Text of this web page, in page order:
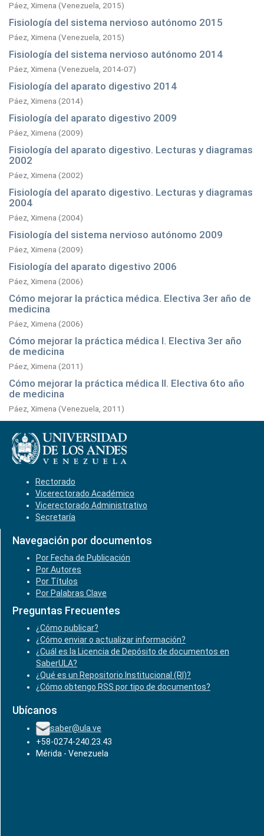
Páez, Ximena (Venezuela, 2015)
Fisiología del sistema nervioso autónomo 2015
Páez, Ximena (Venezuela, 2015)
Fisiología del sistema nervioso autónomo 2014
Páez, Ximena (Venezuela, 2014-07)
Fisiología del aparato digestivo 2014
Páez, Ximena (2014)
Fisiología del aparato digestivo 2009
Páez, Ximena (2009)
Fisiología del aparato digestivo. Lecturas y diagramas
2002
Páez, Ximena (2002)
Fisiología del aparato digestivo. Lecturas y diagramas
2004
Páez, Ximena (2004)
Fisiología del sistema nervioso autónomo 2009
Páez, Ximena (2009)
Fisiología del aparato digestivo 2006
Páez, Ximena (2006)
Cómo mejorar la práctica médica. Electiva 3er año de
medicina
Páez, Ximena (2006)
Cómo mejorar la práctica médica I. Electiva 3er año
de medicina
Páez, Ximena (2011)
Cómo mejorar la práctica médica II. Electiva 6to año
de medicina
Páez, Ximena (Venezuela, 2011)
Rectorado
Vicerectorado Académico
Vicerectorado Administrativo
Secretaría
Navegación por documentos
Por Fecha de Publicación
Por Autores
Por Títulos
Por Palabras Clave
Preguntas Frecuentes
¿Cómo publicar?
¿Cómo enviar o actualizar información?
¿Cuál es la Licencia de Depósito de documentos en
SaberULA?
¿Qué es un Repositorio Institucional (RI)?
¿Cómo obtengo RSS por tipo de documentos?
Ubícanos
saber@ula.ve
+58-0274-240.23.43
Mérida - Venezuela